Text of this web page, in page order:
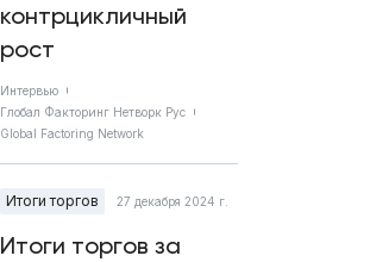
контрцикличный
рост
Интервью
Глобал Факторинг Нетворк Рус
Global Factoring Network
Итоги торгов 27 декабря 2024 г.
Итоги торгов за